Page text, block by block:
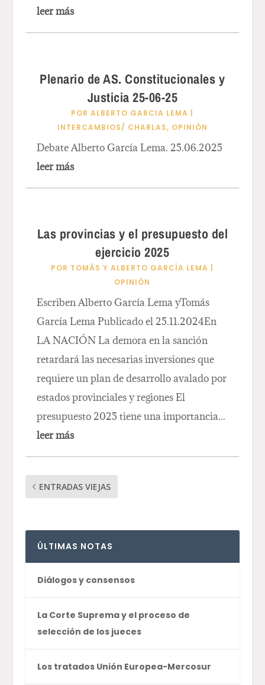
leer más
Plenario de AS. Constitucionales y
Justicia 25-06-25
PORALBERTO GARCIA LEMA
INTERCAMBIOS/ CHARLAS, OPINIÓN
Debate Alberto García Lema. 25.06.2025
leer más
Las provincias y el presupuesto del
ejercicio 2025
POR TOMÁS Y ALBERTO GARCÍA LEMA
OPINIÓN
Escriben Alberto García Lema yTomás
García Lema Publicado el 25.11.2024En
LA NACIÓN La demora en la sanción
retardará las necesarias inversiones que
requiere un plan de desarrollo avalado por
estados provinciales y regiones El
presupuesto 2025 tiene una importancia...
leer más
ENTRADAS VIEJAS
ÚLTIMAS NOTAS
Diálogos y consensos
La Corte Suprema y el proceso de
selección de los jueces
Los tratados Unión Europea-Mercosur